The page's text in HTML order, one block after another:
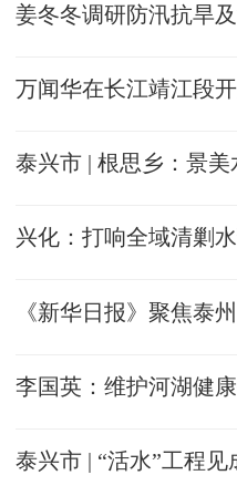
姜冬冬调研防汛抗旱
万闻华在长江靖江段
泰兴市 | 根思乡：景
兴化：打响全域清剿
《新华日报》聚焦泰
李国英：维护河湖健
泰兴市 | “活水”工程